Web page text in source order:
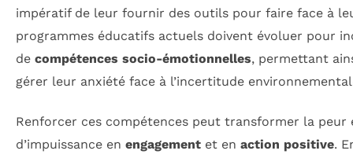
impératif de leur fournir des outils pour faire face à
programmes éducatifs actuels doivent évoluer pour
de compétences socio-émotionnelles, permettant
gérer leur anxiété face à l’incertitude
Renforcer ces compétences peut transformer la peur
d’impuissance en engagement et en action positive.